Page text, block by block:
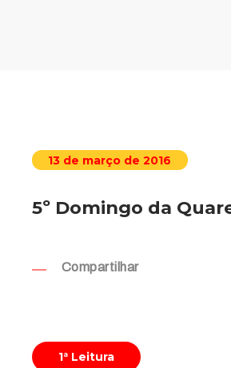
13 de março de 2016
5º Domingo da
Compartilhar
1ª Leitura